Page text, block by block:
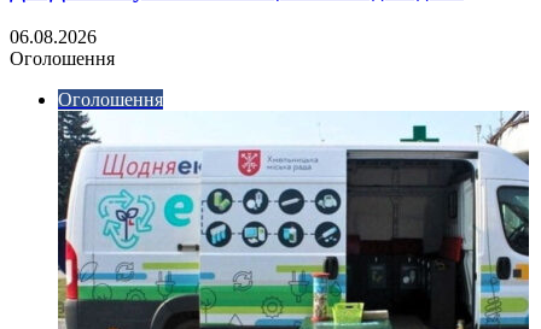
06.08.2026
Оголошення
Оголошення